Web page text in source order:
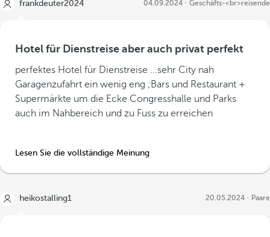
frankdeuter2024 04.09.2024 Geschäfts-<br>reisende
Hotel für Dienstreise aber auch privat perfekt
perfektes Hotel für Dienstreise ...sehr City nah
Garagenzufahrt ein wenig eng ;Bars und Restaurant +
Supermärkte um die Ecke Congresshalle und Parks
auch im Nahbereich und zu Fuss zu erreichen
Lesen Sie die vollständige Meinung
heikostalling1 20.05.2024 Paare